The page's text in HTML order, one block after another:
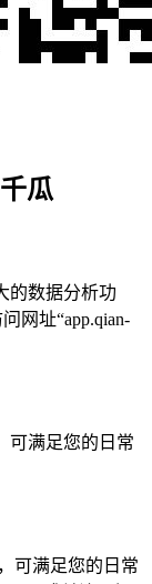
瓜
的数据分析功
网址“app.qian-
可满足您的日常
可满足您的日常